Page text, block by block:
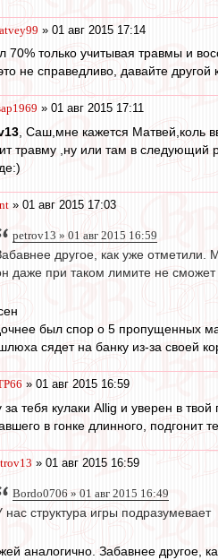
» 01 авг 2015 17:14
70% только учитывая травмы и
не справедливо, давайте
» 01 авг 2015 17:11
, Саш,мне кажется Матвей,коль
травму ,ну или там в следующий
» 01 авг 2015 17:03
petrov13 » 01 авг 2015 16:59
другое, как уже отметили.
даже при таком лимите не сможет
был спор о 5 пропущенных
сядет на банку из-за своей
» 01 авг 2015 16:59
за тебя кулаки Allig и уверен в
в гонке длинного, подгонит
» 01 авг 2015 16:59
Bordo0706 » 01 авг 2015 16:49
нас структура игры подразумевает
аналогично. Забавнее другое,